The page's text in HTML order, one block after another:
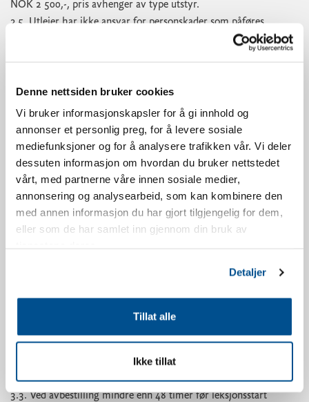
Denne nettsiden bruker cookies
Vi bruker informasjonskapsler for å gi innhold og
annonser et personlig preg, for å levere sosiale
mediefunksjoner og for å analysere trafikken vår. Vi deler
dessuten informasjon om hvordan du bruker nettstedet
vårt, med partnerne våre innen sosiale medier,
annonsering og analysearbeid, som kan kombinere den
med annen informasjon du har gjort tilgjengelig for dem,
eller som de har samlet inn gjennom din bruk av
Detaljer
Tillat alle
Ikke tillat
NOK 2 500,-, pris avhenger av type utstyr.
2.5. Utleier har ikke ansvar for personskader som påføres
2.8. Det er leietagers ansvar å godkjenne utstyret før bruk.
2.9. Leietager er kjent med at bindingen på alpinski er av
utløsningstypen. Dette minsker risikoen for skade, men er ingen
garanti for sikkerheten. På snowboard er det ikke utløsbare
bindinger.
2.10. Ved avbestilling minimum 7 dager før leiestart beholder
Norefjell Skisenter 10 % av beløpet for skiutleie (minimum NOK
400,-).
2.11. Er innbetalt beløp mindre enn NOK 400,- beholder Norefjell
skiutleien på Skistua eller Norefjell Ski & Spa.
3.2. Ved avbestilling senest 48 timer før leksjonsstart
tilbakebetales hele beløpet, minus et gebyr på NOK 250,-.
3.3. Ved avbestilling mindre enn 48 timer før leksjonsstart